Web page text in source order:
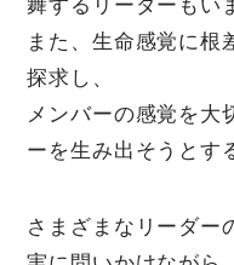
舞するリーダーもい
また、生命感覚に根
探求し、
メンバーの感覚を大
ーを生み出そうとす
さまざまなリーダー